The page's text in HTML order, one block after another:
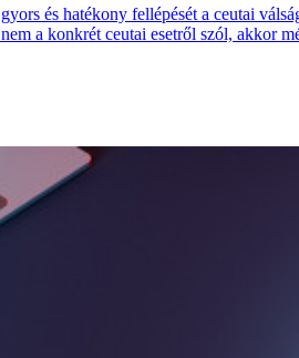
és hatékony fellépését a ceutai
a konkrét ceutai esetről szól, akkor